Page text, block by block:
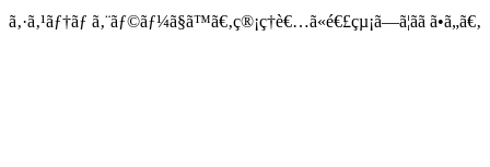
ã‚·ã‚¹ãƒ†ãƒ ã‚¨ãƒ©ãƒ¼ã§ã™ã€‚ç®¡ç†è€…ã«é€£çµ¡ã—ã¦ãã ã•ã„ã€‚